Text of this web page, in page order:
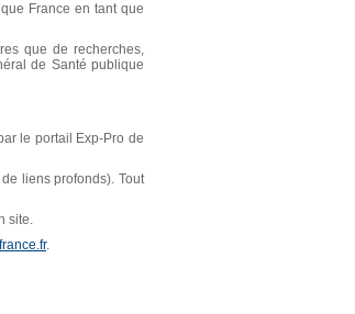
France en tant que
que de recherches,
de Santé publique
le portail Exp-Pro de
liens profonds). Tout
site.
.